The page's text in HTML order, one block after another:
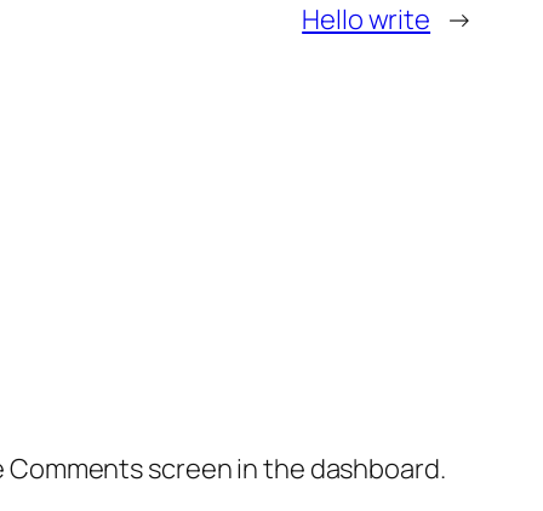
Hello write →
screen in the dashboard.